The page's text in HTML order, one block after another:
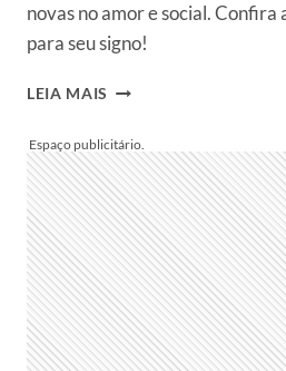
novas no amor e social. Confira
para seu signo!
LEIA MAIS HORÓSCOPO
PARA
AQUÁRIO:
VEJA
PREVISÃO
DO
SIGNO
HOJE,
TERÇA,
13/05/2025